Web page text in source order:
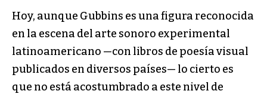
Hoy, aunque Gubbins es una figura reconocida
en la escena del arte sonoro experimental
latinoamericano —con libros de poesía visual
publicados en diversos países— lo cierto es
que no está acostumbrado a este nivel de